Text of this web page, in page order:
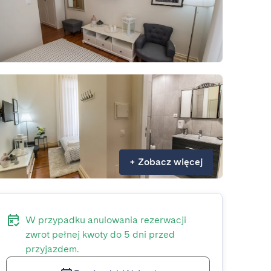
+ Zobacz więcej
W przypadku anulowania rezerwacji
zwrot pełnej kwoty do 5 dni przed
przyjazdem.